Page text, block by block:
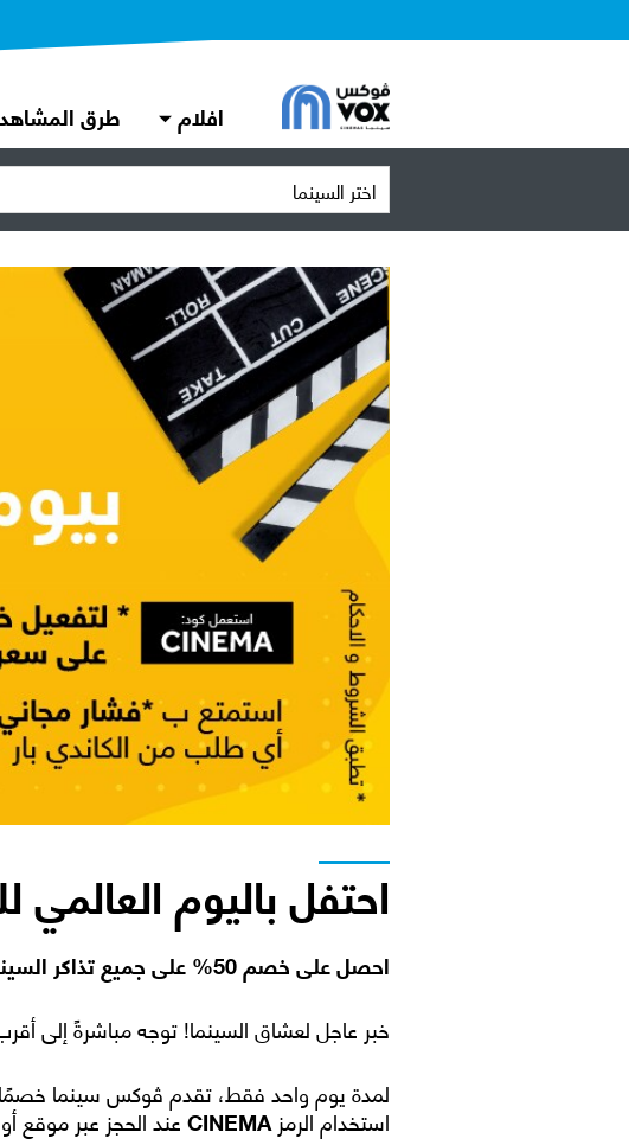
افلام طرق
اختر السينما
احتفل باليوم
احصل على خصم 50% على جميع تذاكر السينما* و فشار مجاني يوم 27 أغسطس*!
خبر عاجل لعشاق السينما! توجه مباشرةً إلى أقرب
استخدام الرمزCINEMAعند الحجز عبر